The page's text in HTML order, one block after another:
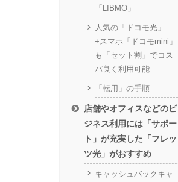
「LIBMO」
人気の「ドコモ光」
+スマホ「ドコモmini」
も「セット割」でコス
パ良く利用可能
「転用」の手順
店舗やオフィスなどのビ
ジネス利用には「サポー
ト」が充実した「フレッ
ツ光」がおすすめ
キャッシュバックキャ